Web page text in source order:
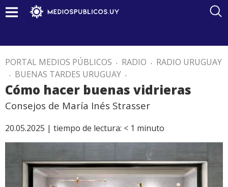
PORTAL MEDIOS PÚBLICOS . RADIO . RADIO URUGUAY
. BUENAS TARDES URUGUAY .
Cómo hacer buenas vidrieras
Consejos de María Inés Strasser
20.05.2025 | tiempo de lectura: < 1 minuto